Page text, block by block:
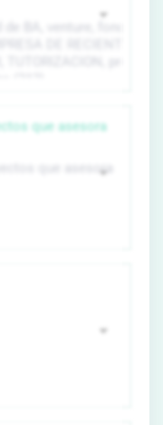
que asesora